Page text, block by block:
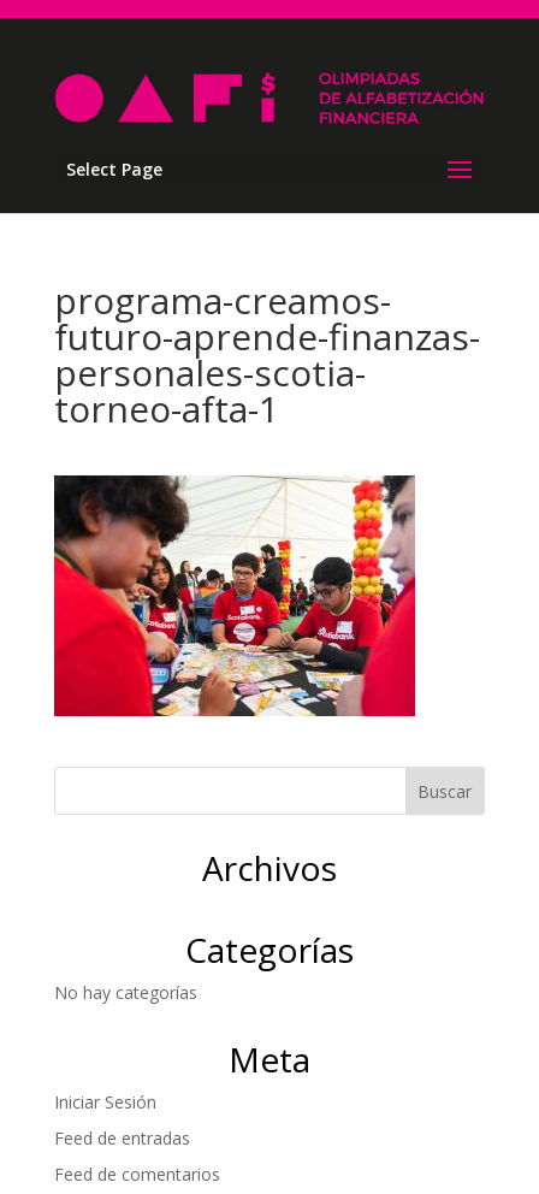
Select Page
programa-creamos-
futuro-aprende-finanzas-
personales-scotia-
torneo-afta-1
Archivos
Categorías
No hay categorías
Meta
Iniciar Sesión
Feed de entradas
Feed de comentarios